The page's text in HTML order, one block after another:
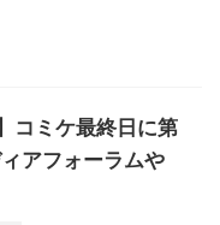
コミケ最終日に第
アフォーラムや